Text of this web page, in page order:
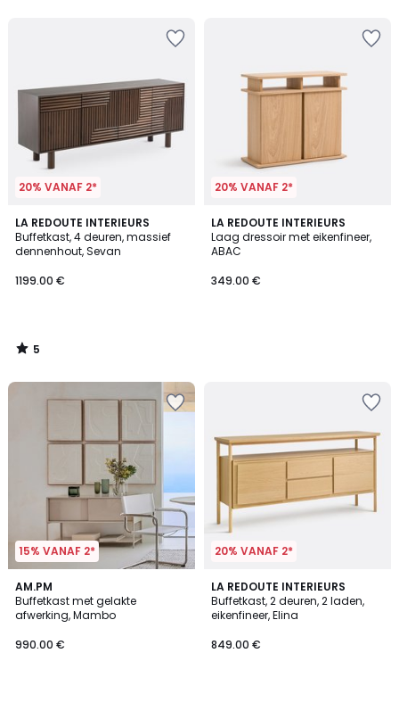
20% VANAF 2*
LA REDOUTE INTERIEURS
Buffetkast, 4 deuren, massief
dennenhout, Sevan
1199.00 €
5
/
5
5
/
20% VANAF 2*
LA REDOUTE INTERIEURS
Laag dressoir met eikenfineer,
ABAC
349.00 €
15% VANAF 2*
AM.PM
Buffetkast met gelakte
afwerking, Mambo
990.00 €
20% VANAF 2*
LA REDOUTE INTERIEURS
Buffetkast, 2 deuren, 2 laden,
eikenfineer, Elina
849.00 €